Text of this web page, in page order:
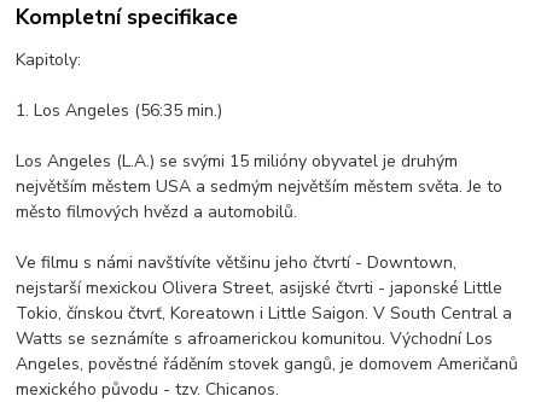
Kompletní specifikace
Kapitoly:
1. Los Angeles (56:35 min.)
Los Angeles (L.A.) se svými 15 milióny obyvatel je druhým
největším městem USA a sedmým největším městem světa. Je to
město filmových hvězd a automobilů.
Ve filmu s námi navštívíte většinu jeho čtvrtí - Downtown,
nejstarší mexickou Olivera Street, asijské čtvrti - japonské Little
Tokio, čínskou čtvrť, Koreatown i Little Saigon. V South Central a
Watts se seznámíte s afroamerickou komunitou. Východní Los
Angeles, pověstné řáděním stovek gangů, je domovem Američanů
mexického původu - tzv. Chicanos.